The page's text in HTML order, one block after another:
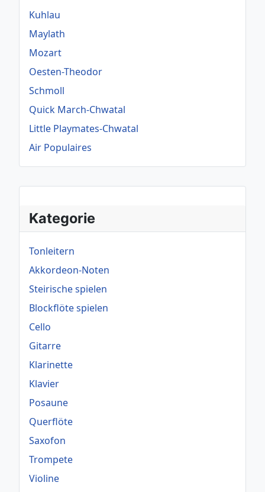
Kategorie
Tonleitern
Akkordeon-Noten
Steirische spielen
Blockflöte spielen
Cello
Gitarre
Klarinette
Klavier
Posaune
Querflöte
Saxofon
Trompete
Violine
Kuhlau
Maylath
Mozart
Oesten-Theodor
Schmoll
Quick March-Chwatal
Little Playmates-Chwatal
Air Populaires